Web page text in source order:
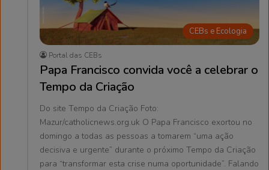
CEBs e Ecologia
Portal das CEBs
Papa Francisco convida você a celebrar o
Tempo da Criação
Do site Tempo da Criação Foto:
Mazur/catholicnews.org.uk O Papa Francisco exortou no
domingo a todas as pessoas a tomarem “uma ação
decisiva e urgente” durante o próximo Tempo da Criação
para “transformar esta crise numa oportunidade”. Falando